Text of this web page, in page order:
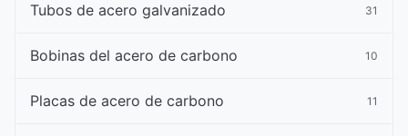
Tubos de acero galvanizado 31
Bobinas del acero de carbono 10
Placas de acero de carbono 11